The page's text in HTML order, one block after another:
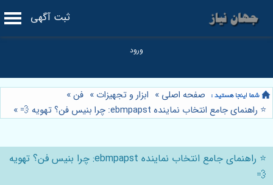
ثبت آگهی
صفحه اصلی » ابزار و تجهیزات » فن»
⭐️ راهنمای جامع انتخاب نماینده ebmpapst: چرا بنیس فن؟ تهویه 💨
»
⭐️ راهنمای جامع انتخاب نماینده ebmpapst: چرا بنیس فن؟ تهویه
💨